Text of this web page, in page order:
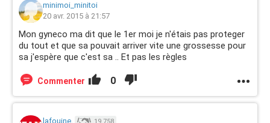
minimoi_minitoi
20 avr. 2015 à 21:57
Mon gyneco ma dit que le 1er moi je n'étais pas proteger
du tout et que sa pouvait arriver vite une grossesse pour
sa j'espère que c'est sa .. Et pas les règles
Commenter 0
lafouine.